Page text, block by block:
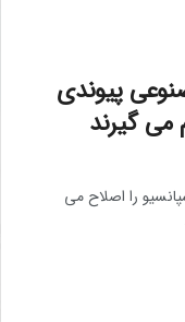
پیوندی
می گیرند
را اصلاح می